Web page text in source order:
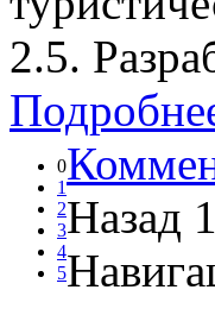
2.5.
0
1
2
3
4
5
Назад 1